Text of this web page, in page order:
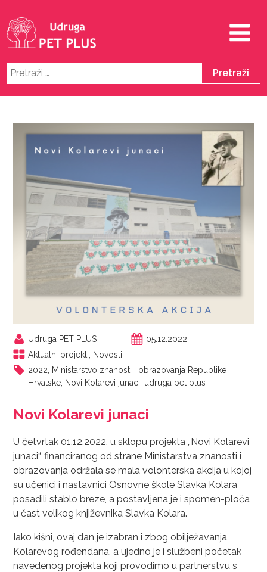
Pretraži:
Udruga PET PLUS
05.12.2022
Aktualni projekti
Novosti
2022
Ministarstvo znanosti i obrazovanja Republike
Hrvatske Novi Kolarevi junaci udruga pet plus
Novi Kolarevi junaci
U četvrtak 01.12.2022. u sklopu projekta „Novi Kolarevi
junaci“, financiranog od strane Ministarstva znanosti i
obrazovanja održala se mala volonterska akcija u kojoj
su učenici i nastavnici Osnovne škole Slavka Kolara
posadili stablo breze, a postavljena je i spomen-ploča
u čast velikog književnika Slavka Kolara.
Iako kišni, ovaj dan je izabran i zbog obilježavanja
Kolarevog rođendana, a ujedno je i službeni početak
navedenog projekta koji provodimo u partnerstvu s